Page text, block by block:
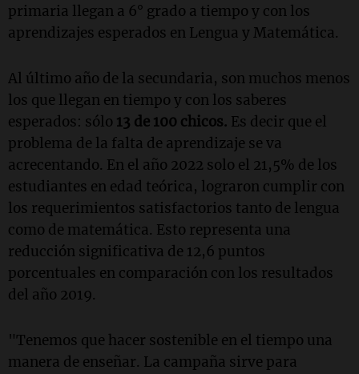
primaria llegan a 6° grado a tiempo y con los
aprendizajes esperados en Lengua y Matemática.
Al último año de la secundaria, son muchos menos
los que llegan en tiempo y con los saberes
esperados: sólo 13 de 100 chicos. Es decir que el
problema de la falta de aprendizaje se va
acrecentando. En el año 2022 solo el 21,5% de los
estudiantes en edad teórica, lograron cumplir con
los requerimientos satisfactorios tanto de lengua
como de matemática. Esto representa una
reducción significativa de 12,6 puntos
porcentuales en comparación con los resultados
del año 2019.
"Tenemos que hacer sostenible en el tiempo una
manera de enseñar. La campaña sirve para